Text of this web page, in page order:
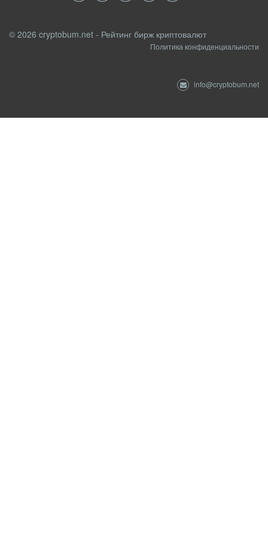
© 2026 cryptobum.net - Рейтинг бирж криптовалют
Политика конфиденциальности
info@cryptobum.net